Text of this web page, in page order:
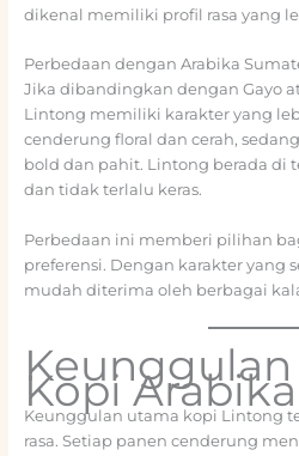
dikenal memiliki profil rasa yang
Perbedaan dengan Arabika
Jika dibandingkan dengan Gayo
Lintong memiliki karakter yang
cenderung floral dan cerah,
bold dan pahit. Lintong berada di
dan tidak terlalu keras.
Perbedaan ini memberi pilihan
preferensi. Dengan karakter yang
mudah diterima oleh berbagai
Kopi
Keunggulan utama kopi Lintong
rasa. Setiap panen cenderung